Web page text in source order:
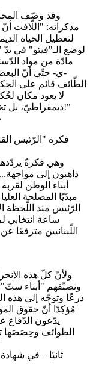
وقد وصّف
مذكراته: "اللّافت
لتعطيل الحياة
لوضع الـ"فيتو" في
مادّة من مواد
-ي- حتّى أنّ
الطّائف قائم على
لا يعود مكان
ديمقراطيّ، بل تختلط الأمور وتتداخل. هكذا يُعطل عمل النظام!"
وهي فكرةٌ
ذاهبون إلى
أبناء الوطن
مبدّيًا المصلحة
الرّئيس منذ اللّحظة
ساعة انتخابي
اللّبنانيين مترفعًا
ولأنّ كلّ هذه
وتصنّفهم "أبناء ستّ"
ذرعًا وتوجّه إلى هذه
مُؤكِدًا أنّ حقوق
يدّعون الدّفاع
الطوائف وحِصَصَها
ثانيًا – في